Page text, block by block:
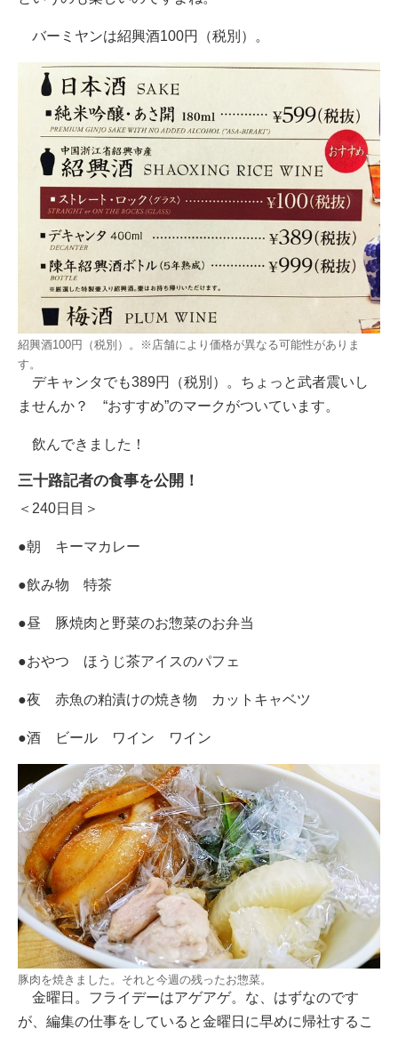
バーミヤンは紹興酒100円（税別）。
紹興酒100円（税別）。※店舗により価格が異なる可能性がありま
す。
デキャンタでも389円（税別）。ちょっと武者震いし
ませんか？ “おすすめ”のマークがついています。
飲んできました！
三十路記者の食事を公開！
＜240日目＞
●朝 キーマカレー
●飲み物 特茶
●昼 豚焼肉と野菜のお惣菜のお弁当
●おやつ ほうじ茶アイスのパフェ
●夜 赤魚の粕漬けの焼き物 カットキャベツ
●酒 ビール ワイン ワイン
豚肉を焼きました。それと今週の残ったお惣菜。
金曜日。フライデーはアゲアゲ。な、はずなのです
が、編集の仕事をしていると金曜日に早めに帰社するこ